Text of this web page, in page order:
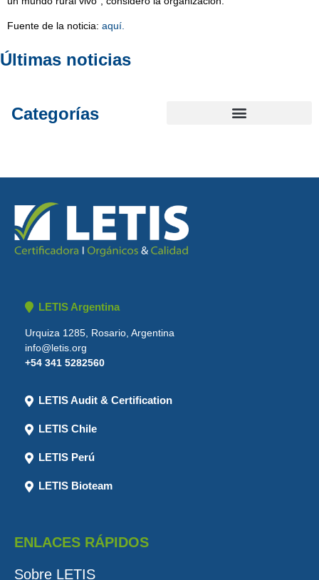
Fuente de la noticia: aquí.
Últimas noticias
Categorías
LETIS Argentina
Urquiza 1285, Rosario, Argentina
info@letis.org
+54 341 5282560
LETIS Audit & Certification
LETIS Chile
LETIS Perú
LETIS Bioteam
ENLACES RÁPIDOS
Sobre LETIS